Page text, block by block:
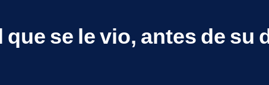
se le vio, antes de su